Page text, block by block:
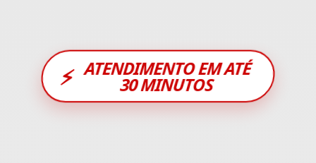
⚡ ATENDIMENTO EM ATÉ
30 MINUTOS